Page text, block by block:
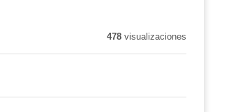
478visualizaciones